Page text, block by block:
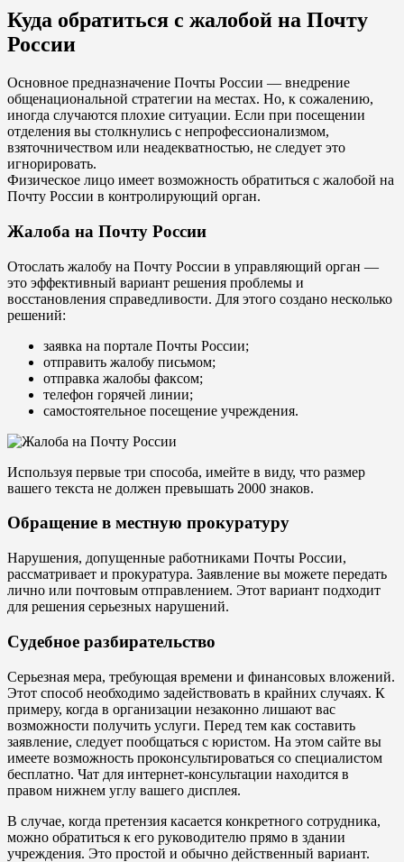
Куда обратиться с жалобой на Почту
России
Основное предназначение Почты России — внедрение
общенациональной стратегии на местах. Но, к сожалению,
иногда случаются плохие ситуации. Если при посещении
отделения вы столкнулись с непрофессионализмом,
взяточничеством или неадекватностью, не следует это
игнорировать.
Физическое лицо имеет возможность обратиться с жалобой на
Почту России в контролирующий орган.
Жалоба на Почту России
Отослать жалобу на Почту России в управляющий орган —
это эффективный вариант решения проблемы и
восстановления справедливости. Для этого создано несколько
решений:
заявка на портале Почты России;
отправить жалобу письмом;
отправка жалобы факсом;
телефон горячей линии;
самостоятельное посещение учреждения.
Используя первые три способа, имейте в виду, что размер
вашего текста не должен превышать 2000 знаков.
Обращение в местную прокуратуру
Нарушения, допущенные работниками Почты России,
рассматривает и прокуратура. Заявление вы можете передать
лично или почтовым отправлением. Этот вариант подходит
для решения серьезных нарушений.
Судебное разбирательство
Серьезная мера, требующая времени и финансовых вложений.
Этот способ необходимо задействовать в крайних случаях. К
примеру, когда в организации незаконно лишают вас
возможности получить услуги. Перед тем как составить
заявление, следует пообщаться с юристом. На этом сайте вы
имеете возможность проконсультироваться со специалистом
бесплатно. Чат для интернет-консультации находится в
правом нижнем углу вашего дисплея.
В случае, когда претензия касается конкретного сотрудника,
можно обратиться к его руководителю прямо в здании
учреждения. Это простой и обычно действенный вариант.